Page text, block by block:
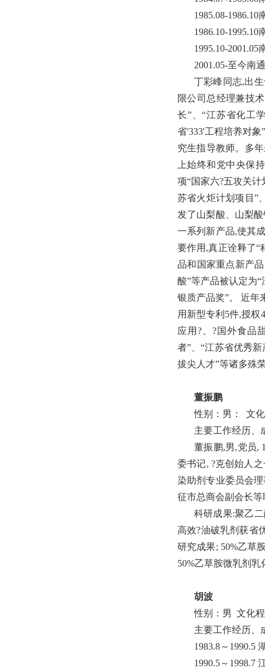
1985.08-
1986.10-
1995.10-
2001.05-至今南
丁彩峰同志,出
限公司总经理兼技
长”、“江苏省化工
省'333'工程培养对
究生指导教师。多
上始终和党中央保
项“国家六?五攻关
苏省火炬计划项目”
发了山梨酸、山梨
一系列新产品,使其
要作用,真正诠释了“
品和国家重点新产
酸”等产品被认定为“
银质产品奖”。 近年
用新型专利5件,授
应用?、?国外食品
者”、“江苏省优秀
拔尖人才”等诸多殊
董振鹏
性别：男： 文
主要工作经历、
董振鹏,男,党员,
委书记, ?克创始人
染助剂专业委员会
征市总商会副会长等
科研成果:聚乙
高效?油破乳剂获省
研究成果; 50%乙草
50%乙草胺微乳剂
胡波
性别：男 文化
主要工作经历、
1983.8～1990.5
1990.5～1998.7